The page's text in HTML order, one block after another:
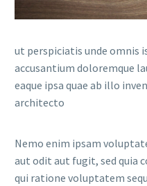
ut perspiciatis unde omnis
accusantium doloremque
eaque ipsa quae ab illo
architecto
Nemo enim ipsam
aut odit aut fugit, sed quia
qui ratione voluptatem